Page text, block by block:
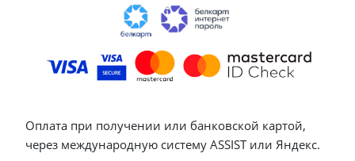
Оплата при получении или банковской картой,
через международную систему ASSIST или Яндекс.